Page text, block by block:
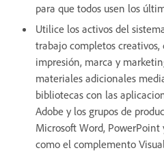
para que todos usen los
Utilice los activos del
trabajo completos creativos,
impresión, marca y
materiales adicionales
bibliotecas con las
Adobe y los grupos de
Microsoft Word,
como el complemento